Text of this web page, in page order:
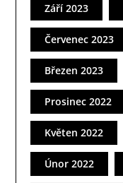
Září 2023
Červenec 2023
Březen 2023
Prosinec 2022
Květen 2022
Únor 2022